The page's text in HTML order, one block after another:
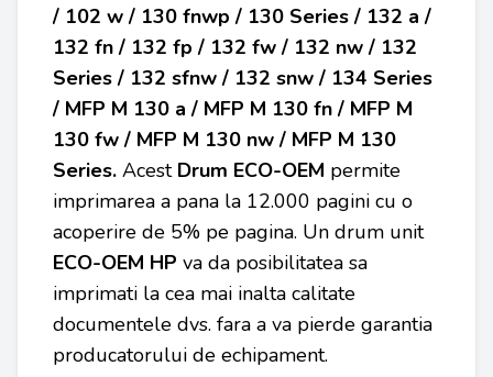
/ 102 w / 130 fnwp / 130 Series / 132 a /
132 fn / 132 fp / 132 fw / 132 nw / 132
Series / 132 sfnw / 132 snw / 134 Series
/ MFP M 130 a / MFP M 130 fn / MFP M
130 fw / MFP M 130 nw / MFP M 130
Series. Acest Drum ECO-OEM permite
imprimarea a pana la 12.000 pagini cu o
acoperire de 5% pe pagina. Un drum unit
ECO-OEM HP va da posibilitatea sa
imprimati la cea mai inalta calitate
documentele dvs. fara a va pierde garantia
producatorului de echipament.